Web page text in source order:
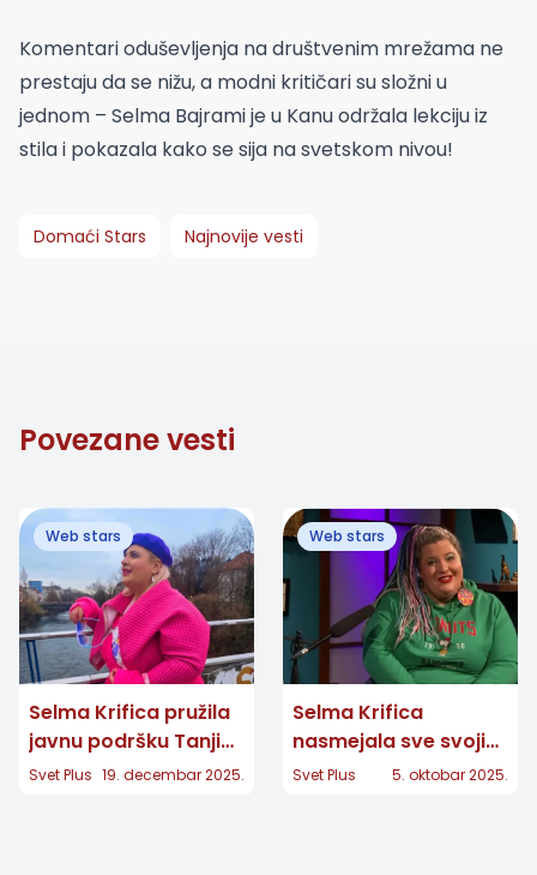
Komentari oduševljenja na društvenim mrežama ne
prestaju da se nižu, a modni kritičari su složni u
jednom – Selma Bajrami je u Kanu održala lekciju iz
stila i pokazala kako se sija na svetskom nivou!
Domaći Stars Najnovije vesti
Povezane vesti
Web stars
Selma Krifica pružila
javnu podršku Tanji
Matić: "YouTube se
Svet Plus 19. decembar 2025.
Web stars
Selma Krifica
nasmejala sve svojim
videom o rodnim
Svet Plus 5. oktobar 2025.